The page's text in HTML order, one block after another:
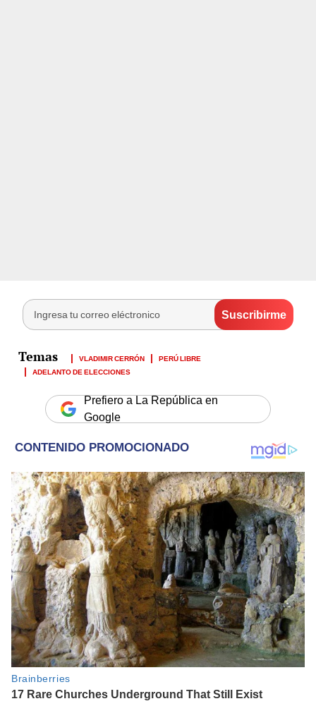
VLADIMIR CERRÓN
PERÚ LIBRE
ADELANTO DE ELECCIONES
Prefiero a La República en
Google